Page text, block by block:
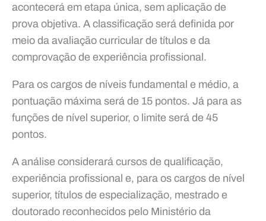
acontecerá em etapa única, sem aplicação de
prova objetiva. A classificação será definida por
meio da avaliação curricular de títulos e da
comprovação de experiência profissional.
Para os cargos de níveis fundamental e médio, a
pontuação máxima será de 15 pontos. Já para as
funções de nível superior, o limite será de 45
pontos.
A análise considerará cursos de qualificação,
experiência profissional e, para os cargos de nível
superior, títulos de especialização, mestrado e
doutorado reconhecidos pelo Ministério da